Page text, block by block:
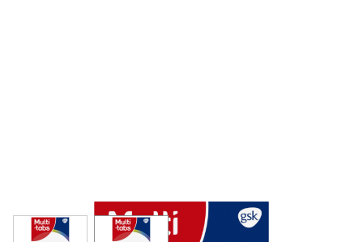
View larger imageView larger image